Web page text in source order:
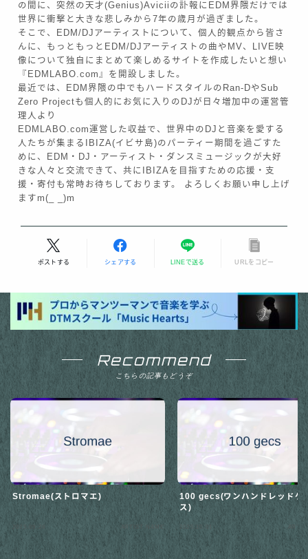
Follow Me
の間に、突然の天才(Genius)Aviciiの訃報にEDM界隈だけでは
世界に衝撃と大きな悲しみから7年の歳月が過ぎました。
そこで、EDM/DJアーティストについて、個人的観点から皆さ
んに、もっともっとEDM/DJアーティストの曲やMV、LIVE映
像について独自にまとめて楽しめるサイトを作成したいと想い
『EDMLABO.com』を開設しました。
最近では、EDM界隈の中でもハードスタイルのRan-DやSub
Zero Projectも個人的にお気に入りのDJが日々増加中の運営管
理人より
EDMLABO.com運営した収益で、世界中のDJと音楽を愛する
人たちが集まるIBIZA(イビサ島)のパーティー期間を過ごすた
めに、EDM・DJ・アーティスト・ダンスミュージックが大好
きな人々と交流できて、共にIBIZAを目指すための応援・支
援・寄付も常時お待ちしております。 よろしくお願い申し上げ
ますm(_ _)m
ポストする シェアする LINEで送る URLをコピー
Recommend
こちらの記事もどうぞ
Stromae(ストロマエ)
100 gecs(ワンハンドレッドゲ
ス)